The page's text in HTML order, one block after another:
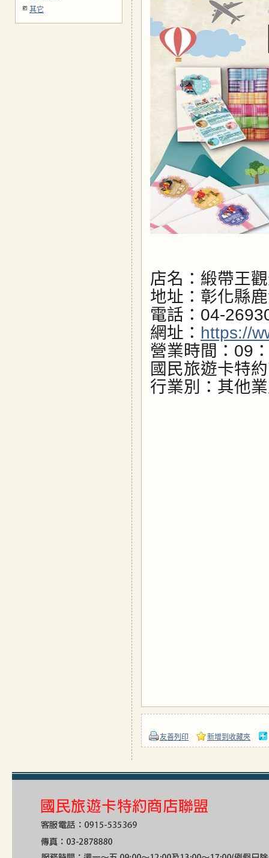
其它
店名：緞帶王
地址：彰化縣
電話：04-
網址： https://
營業時間：09
國民旅遊卡特
行業別：其他
友善列印 新增到收藏夾